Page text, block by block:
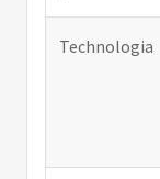
Technologia